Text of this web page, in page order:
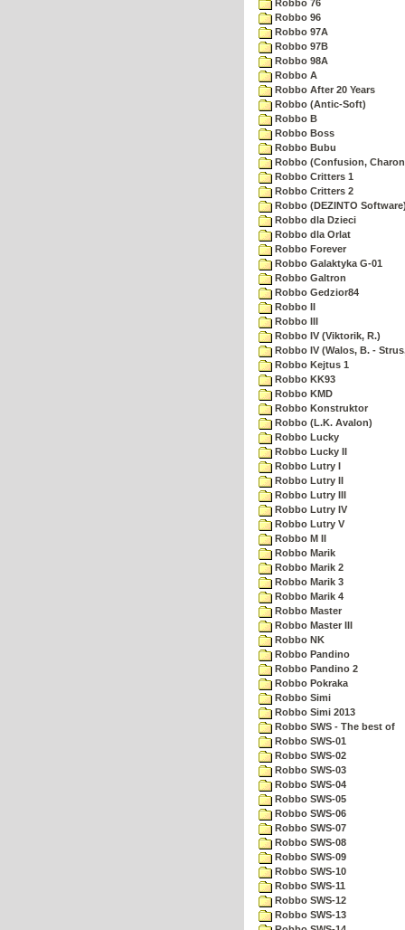
Robbo 76
Robbo 96
Robbo 97A
Robbo 97B
Robbo 98A
Robbo A
Robbo After 20 Years
Robbo (Antic-Soft)
Robbo B
Robbo Boss
Robbo Bubu
Robbo (Confusion,
Robbo Critters 1
Robbo Critters 2
Robbo (DEZINTO
Robbo dla Dzieci
Robbo dla Orlat
Robbo Forever
Robbo Galaktyka G-01
Robbo Galtron
Robbo Gedzior84
Robbo II
Robbo III
Robbo IV (Viktorik, R.)
Robbo IV (Walos, B. -
Robbo Kejtus 1
Robbo KK93
Robbo KMD
Robbo Konstruktor
Robbo (L.K. Avalon)
Robbo Lucky
Robbo Lucky II
Robbo Lutry I
Robbo Lutry II
Robbo Lutry III
Robbo Lutry IV
Robbo Lutry V
Robbo M II
Robbo Marik
Robbo Marik 2
Robbo Marik 3
Robbo Marik 4
Robbo Master
Robbo Master III
Robbo NK
Robbo Pandino
Robbo Pandino 2
Robbo Pokraka
Robbo Simi
Robbo Simi 2013
Robbo SWS - The best of
Robbo SWS-01
Robbo SWS-02
Robbo SWS-03
Robbo SWS-04
Robbo SWS-05
Robbo SWS-06
Robbo SWS-07
Robbo SWS-08
Robbo SWS-09
Robbo SWS-10
Robbo SWS-11
Robbo SWS-12
Robbo SWS-13